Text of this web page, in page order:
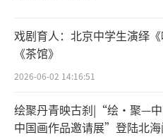
戏剧育人：北京中学生演绎《
《茶馆》
2026-06-02 14:16:51
绘聚丹青映古刹|“绘·聚—中
中国画作品邀请展”登陆北